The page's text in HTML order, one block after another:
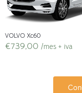
VOLVO Xc60
€739,00 /mes + iva